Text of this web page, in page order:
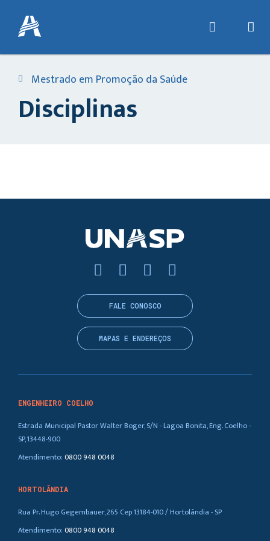
Mestrado em Promoção da Saúde
Disciplinas
ENGENHEIRO COELHO
Estrada Municipal Pastor Walter Boger, S/N - Lagoa Bonita, Eng. Coelho -
SP, 13448-900
Atendimento:0800 948 0048
HORTOLÂNDIA
Rua Pr. Hugo Gegembauer, 265 Cep 13184-010 / Hortolândia - SP
Atendimento:0800 948 0048
FALE CONOSCO
MAPAS E ENDEREÇOS